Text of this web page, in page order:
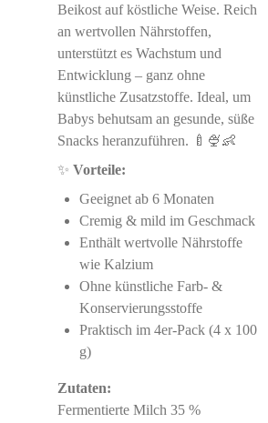
Beikost auf köstliche Weise. Reich
an wertvollen Nährstoffen,
unterstützt es Wachstum und
Entwicklung – ganz ohne
künstliche Zusatzstoffe. Ideal, um
Babys behutsam an gesunde, süße
Snacks heranzuführen. 🍼🍨👶
✨ Vorteile:
Geeignet ab 6 Monaten
Cremig & mild im Geschmack
Enthält wertvolle Nährstoffe
wie Kalzium
Ohne künstliche Farb- &
Konservierungsstoffe
Praktisch im 4er-Pack (4 x 100
g)
Zutaten:
Fermentierte Milch 35 %